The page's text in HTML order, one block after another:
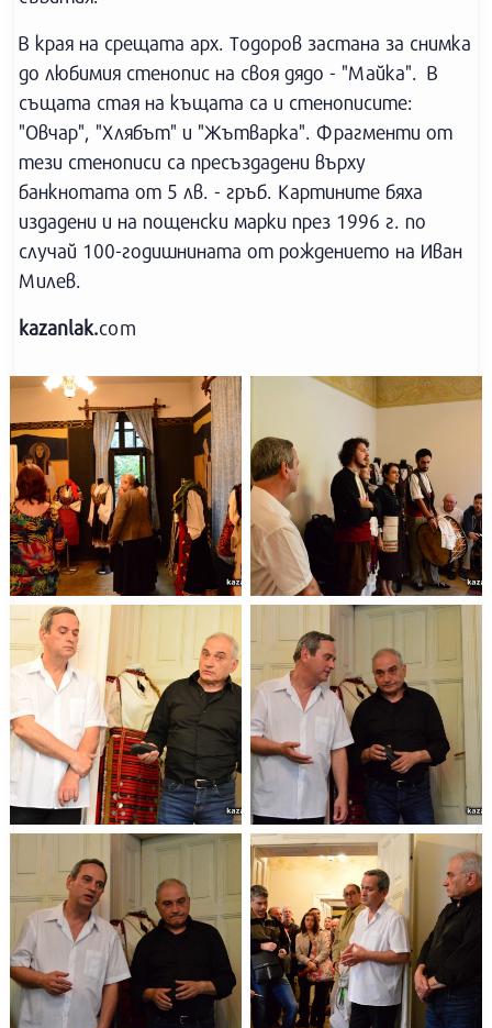
В края на срещата арх. Тодоров застана за снимка
до любимия стенопис на своя дядо - "Майка". В
същата стая на къщата са и стенописите:
"Овчар", "Хлябът" и "Жътварка". Фрагменти от
тези стенописи са пресъздадени върху
банкнотата от 5 лв. - гръб. Картините бяха
издадени и на пощенски марки през 1996 г. по
случай 100-годишнината от рождението на Иван
Милев.
kazanlak.com